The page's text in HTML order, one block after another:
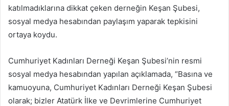
katılmadıklarına dikkat çeken derneğin Keşan Şubesi,
sosyal medya hesabından paylaşım yaparak tepkisini
ortaya koydu.
Cumhuriyet Kadınları Derneği Keşan Şubesi’nin resmi
sosyal medya hesabından yapılan açıklamada, “Basına ve
kamuoyuna, Cumhuriyet Kadınları Derneği Keşan Şubesi
olarak; bizler Atatürk İlke ve Devrimlerine Cumhuriyet